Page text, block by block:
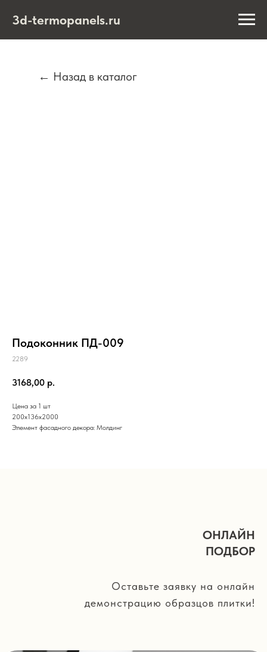
3d-termopanels.ru
← Назад в каталог
Подоконник ПД-009
2289
3168,00 р.
Цена за 1 шт
200х136х2000
Элемент фасадного декора: Молдинг
ОНЛАЙН
ПОДБОР
Оставьте заявку на онлайн
демонстрацию образцов плитки!